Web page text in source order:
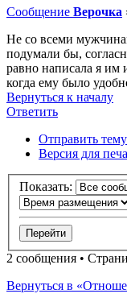
Сообщение Верочка
Не со всеми
подумали бы,
равно написала я им
когда ему было
Вернуться к началу
Ответить
Отправить
Версия для
Показать:
2 сообщения •
Вернуться в